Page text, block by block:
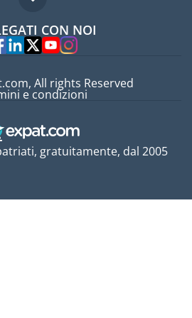
frequenti
EspertiCON NOI
gratuitamente, dal 2005
All rights Reserved
e condizioni